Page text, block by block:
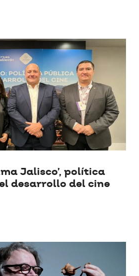
Jalisco’, política
desarrollo del cine